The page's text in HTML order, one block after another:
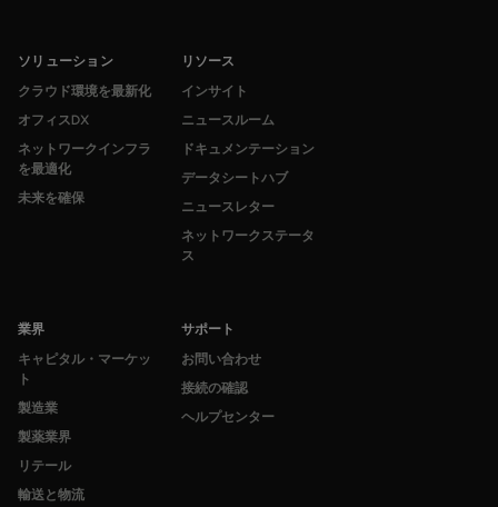
ソリューション
クラウド環境を最新化
オフィスDX
ネットワークインフラ
を最適化
未来を確保
業界
キャピタル・マーケッ
ト
製造業
製薬業界
リテール
輸送と物流
リソース
インサイト
ニュースルーム
ドキュメンテーション
データシートハブ
ニュースレター
ネットワークステータ
ス
サポート
お問い合わせ
接続の確認
ヘルプセンター